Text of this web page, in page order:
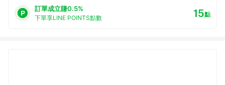
訂單成立賺0.5%
下單享LINE POINTS點數 15點